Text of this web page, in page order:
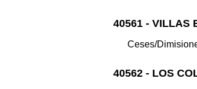
40561 - VILLAS
Ceses/
40562 - LOS